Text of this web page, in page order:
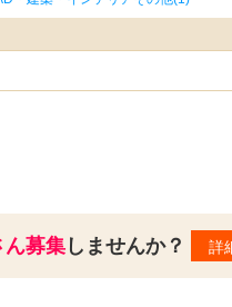
ん募集しませんか？ 詳